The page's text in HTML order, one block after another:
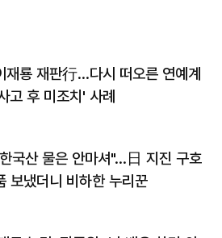
재룡 재판行…다시 떠오른 연예계
고 후 미조치' 사례
국산 물은 안마셔"…日 지진 구호
보냈더니 비하한 누리꾼